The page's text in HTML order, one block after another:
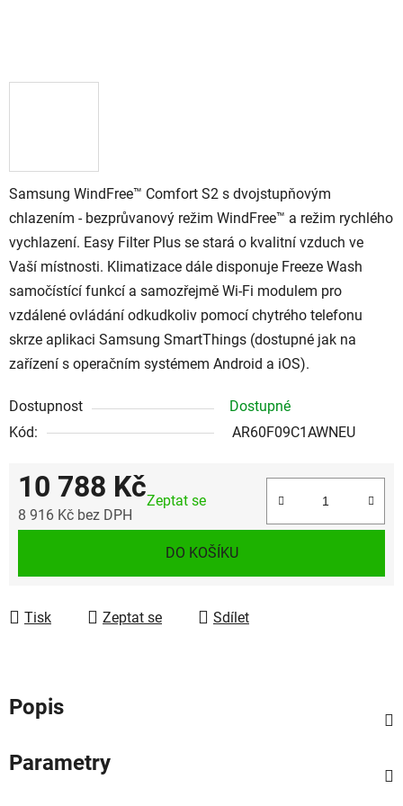
Samsung WindFree™ Comfort S2 s dvojstupňovým
chlazením - bezprůvanový režim WindFree™ a režim rychlého
vychlazení. Easy Filter Plus se stará o kvalitní vzduch ve
Vaší místnosti. Klimatizace dále disponuje Freeze Wash
samočístící funkcí a samozřejmě Wi-Fi modulem pro
vzdálené ovládání odkudkoliv pomocí chytrého telefonu
skrze aplikaci Samsung SmartThings (dostupné jak na
zařízení s operačním systémem Android a iOS).
Dostupnost
Dostupné
Kód:
AR60F09C1AWNEU
10 788 Kč
8 916 Kč bez DPH
Zeptat se
DO KOŠÍKU
Tisk Zeptat se Sdílet
Popis
Parametry